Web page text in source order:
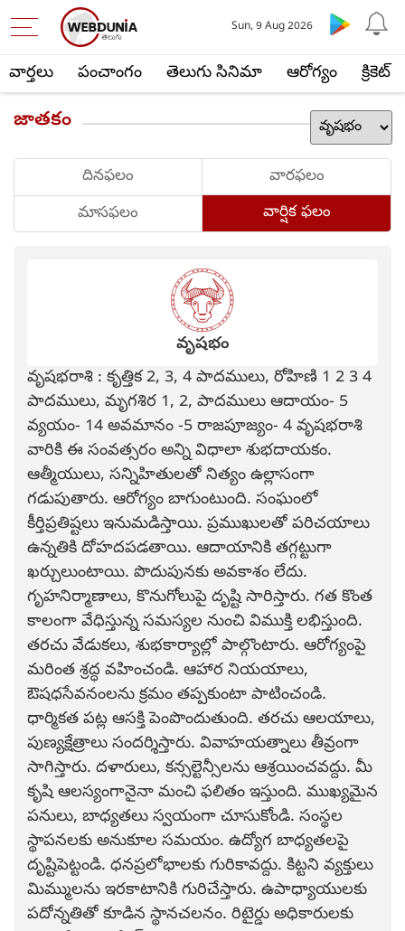
వార్తలు పంచాంగం తెలుగు సినిమా ఆరోగ్యం క్రికెట్
Sun, 9 Aug 2026
జాతకం
దినఫలం
వారఫలం
మాసఫలం
వార్షిక ఫలం
వృషభం
వృషభరాశి : కృత్తిక 2, 3, 4 పాదములు, రోహిణి 1 2 3 4
పాదములు, మృగశిర 1, 2, పాదములు ఆదాయం- 5
వ్యయం- 14 అవమానం -5 రాజపూజ్యం- 4 వృషభరాశి
వారికి ఈ సంవత్సరం అన్ని విధాలా శుభదాయకం.
ఆత్మీయులు, సన్నిహితులతో నిత్యం ఉల్లాసంగా
గడుపుతారు. ఆరోగ్యం బాగుంటుంది. సంఘంలో
కీర్తిప్రతిష్టలు ఇనుమడిస్తాయి. ప్రముఖులతో పరిచయాలు
ఉన్నతికి దోహదపడతాయి. ఆదాయానికి తగ్గట్టుగా
ఖర్చులుంటాయి. పొదుపునకు అవకాశం లేదు.
గృహనిర్మాణాలు, కొనుగోలుపై దృష్టి సారిస్తారు. గత కొంత
కాలంగా వేధిస్తున్న సమస్యల నుంచి విముక్తి లభిస్తుంది.
తరచు వేడుకలు, శుభకార్యాల్లో పాల్గొంటారు. ఆరోగ్యంపై
మరింత శ్రద్ధ వహించండి. ఆహార నియయాలు,
ఔషధసేవనంలను క్రమం తప్పకుంటా పాటించండి.
ధార్మికత పట్ల ఆసక్తి పెంపొందుతుంది. తరచు ఆలయాలు,
పుణ్యక్షేత్రాలు సందర్శిస్తారు. వివాహయత్నాలు తీవ్రంగా
సాగిస్తారు. దళారులు, కన్సల్టెన్సీలను ఆశ్రయించవద్దు. మీ
కృషి ఆలస్యంగానైనా మంచి ఫలితం ఇస్తుంది. ముఖ్యమైన
పనులు, బాధ్యతలు స్వయంగా చూసుకోండి. సంస్థల
స్థాపనలకు అనుకూల సమయం. ఉద్యోగ బాధ్యతలపై
దృష్టిపెట్టండి. ధనప్రలోభాలకు గురికావద్దు. కిట్టని వ్యక్తులు
మిమ్ములను ఇరకాటానికి గురిచేస్తారు. ఉపాధ్యాయులకు
పదోన్నతితో కూడిన స్థానచలనం. రిటైర్డు అధికారులకు